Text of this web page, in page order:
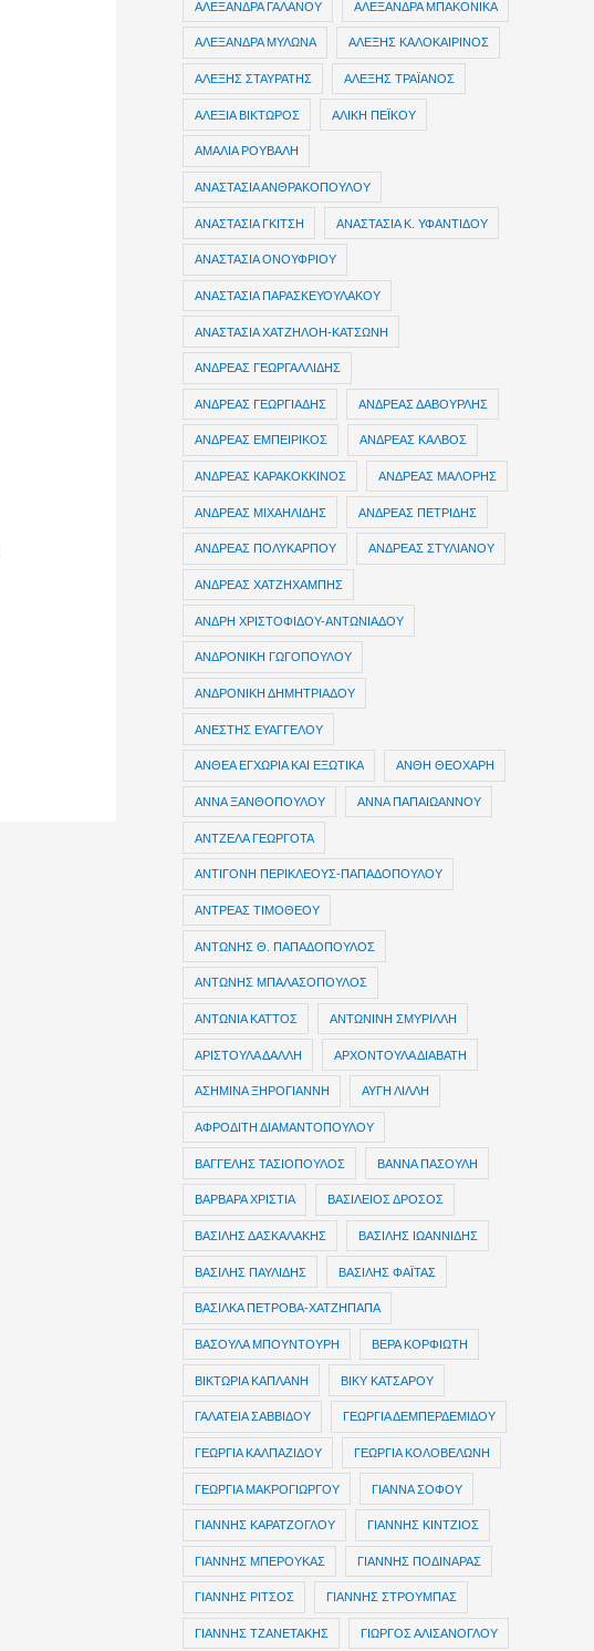
ΑΛΕΞΑΝΔΡΑ ΓΑΛΑΝΟΥ ΑΛΕΞΑΝΔΡΑ ΜΠΑΚΟΝΙΚΑ
ΑΛΕΞΑΝΔΡΑ ΜΥΛΩΝΑ ΑΛΕΞΗΣ ΚΑΛΟΚΑΙΡΙΝΟΣ
ΑΛΕΞΗΣ ΣΤΑΥΡΑΤΗΣ ΑΛΕΞΗΣ ΤΡΑΪΑΝΟΣ
ΑΛΕΞΙΑ ΒΙΚΤΩΡΟΣ ΑΛΙΚΗ ΠΕΪΚΟΥ
ΑΜΑΛΙΑ ΡΟΥΒΑΛΗ
ΑΝΑΣΤΑΣΙΑ ΑΝΘΡΑΚΟΠΟΥΛΟΥ
ΑΝΑΣΤΑΣΙΑ ΓΚΙΤΣΗ ΑΝΑΣΤΑΣΙΑ Κ. ΥΦΑΝΤΙΔΟΥ
ΑΝΑΣΤΑΣΙΑ ΟΝΟΥΦΡΙΟΥ
ΑΝΑΣΤΑΣΙΑ ΠΑΡΑΣΚΕΥΟΥΛΑΚΟΥ
ΑΝΑΣΤΑΣΙΑ ΧΑΤΖΗΛΟΗ-ΚΑΤΣΩΝΗ
ΑΝΔΡΕΑΣ ΓΕΩΡΓΑΛΛΙΔΗΣ
ΑΝΔΡΕΑΣ ΓΕΩΡΓΙΑΔΗΣ ΑΝΔΡΕΑΣ ΔΑΒΟΥΡΛΗΣ
ΑΝΔΡΕΑΣ ΕΜΠΕΙΡΙΚΟΣ ΑΝΔΡΕΑΣ ΚΑΛΒΟΣ
ΑΝΔΡΕΑΣ ΚΑΡΑΚΟΚΚΙΝΟΣ ΑΝΔΡΕΑΣ ΜΑΛΟΡΗΣ
ΑΝΔΡΕΑΣ ΜΙΧΑΗΛΙΔΗΣ ΑΝΔΡΕΑΣ ΠΕΤΡΙΔΗΣ
ΑΝΔΡΕΑΣ ΠΟΛΥΚΑΡΠΟΥ ΑΝΔΡΕΑΣ ΣΤΥΛΙΑΝΟΥ
ΑΝΔΡΕΑΣ ΧΑΤΖΗΧΑΜΠΗΣ
ΑΝΔΡΗ ΧΡΙΣΤΟΦΙΔΟΥ-ΑΝΤΩΝΙΑΔΟΥ
ΑΝΔΡΟΝΙΚΗ ΓΩΓΟΠΟΥΛΟΥ
ΑΝΔΡΟΝΙΚΗ ΔΗΜΗΤΡΙΑΔΟΥ
ΑΝΕΣΤΗΣ ΕΥΑΓΓΕΛΟΥ
ΑΝΘΕΑ ΕΓΧΩΡΙΑ ΚΑΙ ΕΞΩΤΙΚΑ ΑΝΘΗ ΘΕΟΧΑΡΗ
ΑΝΝΑ ΞΑΝΘΟΠΟΥΛΟΥ ΑΝΝΑ ΠΑΠΑΙΩΑΝΝΟΥ
ΑΝΤΖΕΛΑ ΓΕΩΡΓΟΤΑ
ΑΝΤΙΓΟΝΗ ΠΕΡΙΚΛΕΟΥΣ-ΠΑΠΑΔΟΠΟΥΛΟΥ
ΑΝΤΡΕΑΣ ΤΙΜΟΘΕΟΥ
ΑΝΤΩΝΗΣ Θ. ΠΑΠΑΔΟΠΟΥΛΟΣ
ΑΝΤΩΝΗΣ ΜΠΑΛΑΣΟΠΟΥΛΟΣ
ΑΝΤΩΝΙΑ ΚΑΤΤΟΣ ΑΝΤΩΝΙΝΗ ΣΜΥΡΙΛΛΗ
ΑΡΙΣΤΟΥΛΑ ΔΑΛΛΗ ΑΡΧΟΝΤΟΥΛΑ ΔΙΑΒΑΤΗ
ΑΣΗΜΙΝΑ ΞΗΡΟΓΙΑΝΝΗ ΑΥΓΗ ΛΙΛΛΗ
ΑΦΡΟΔΙΤΗ ΔΙΑΜΑΝΤΟΠΟΥΛΟΥ
ΒΑΓΓΕΛΗΣ ΤΑΣΙΟΠΟΥΛΟΣ ΒΑΝΝΑ ΠΑΣΟΥΛΗ
ΒΑΡΒΑΡΑ ΧΡΙΣΤΙΑ ΒΑΣΙΛΕΙΟΣ ΔΡΟΣΟΣ
ΒΑΣΙΛΗΣ ΔΑΣΚΑΛΑΚΗΣ ΒΑΣΙΛΗΣ ΙΩΑΝΝΙΔΗΣ
ΒΑΣΙΛΗΣ ΠΑΥΛΙΔΗΣ ΒΑΣΙΛΗΣ ΦΑΪΤΑΣ
ΒΑΣΙΛΚΑ ΠΕΤΡΟΒΑ-ΧΑΤΖΗΠΑΠΑ
ΒΑΣΟΥΛΑ ΜΠΟΥΝΤΟΥΡΗ ΒΕΡΑ ΚΟΡΦΙΩΤΗ
ΒΙΚΤΩΡΙΑ ΚΑΠΛΑΝΗ ΒΙΚΥ ΚΑΤΣΑΡΟΥ
ΓΑΛΑΤΕΙΑ ΣΑΒΒΙΔΟΥ ΓΕΩΡΓΙΑ ΔΕΜΠΕΡΔΕΜΙΔΟΥ
ΓΕΩΡΓΙΑ ΚΑΛΠΑΖΙΔΟΥ ΓΕΩΡΓΙΑ ΚΟΛΟΒΕΛΩΝΗ
ΓΕΩΡΓΙΑ ΜΑΚΡΟΓΙΩΡΓΟΥ ΓΙΑΝΝΑ ΣΟΦΟΥ
ΓΙΑΝΝΗΣ ΚΑΡΑΤΖΟΓΛΟΥ ΓΙΑΝΝΗΣ ΚΙΝΤΖΙΟΣ
ΓΙΑΝΝΗΣ ΜΠΕΡΟΥΚΑΣ ΓΙΑΝΝΗΣ ΠΟΔΙΝΑΡΑΣ
ΓΙΑΝΝΗΣ ΡΙΤΣΟΣ ΓΙΑΝΝΗΣ ΣΤΡΟΥΜΠΑΣ
ΓΙΑΝΝΗΣ ΤΖΑΝΕΤΑΚΗΣ ΓΙΩΡΓΟΣ ΑΛΙΣΑΝΟΓΛΟΥ